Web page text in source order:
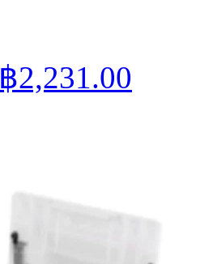
฿2,231.00